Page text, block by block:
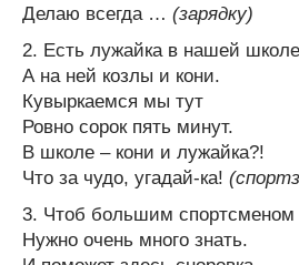
Делаю всегда … (зарядку)
2. Есть лужайка в нашей
А на ней козлы и кони.
Кувыркаемся мы тут
Ровно сорок пять минут.
В школе – кони и лужайка?!
Что за чудо, угадай-ка!
3. Чтоб большим спортсменом
Нужно очень много знать.